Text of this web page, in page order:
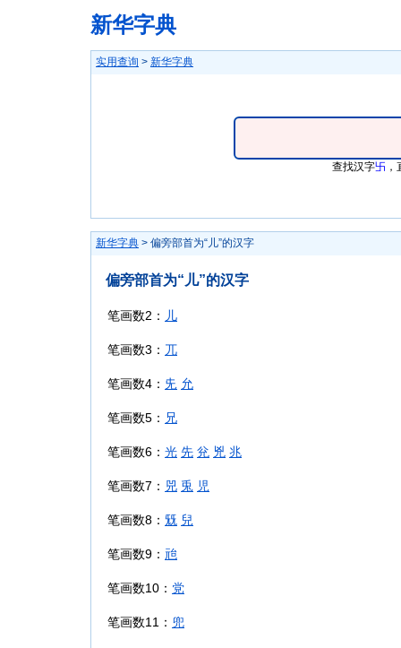
新华字典
实用查询 > 新华字典
查找汉字卐
新华字典 > 偏旁部首为“儿”的汉字
偏旁部首为“儿”的汉字
笔画数2： 儿
笔画数3： 兀
笔画数4： 兂 允
笔画数5： 兄
笔画数6： 光 先 兊 兇 兆
笔画数7： 兕 兎 児
笔画数8： 兓 兒
笔画数9： 兘
笔画数10： 党
笔画数11： 兜